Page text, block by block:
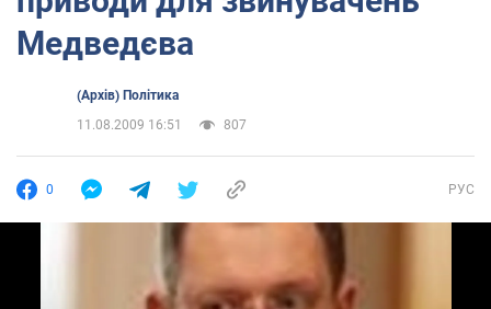
Медведєва
(Архів) Політика
11.08.2009 16:51
807
0 РУС